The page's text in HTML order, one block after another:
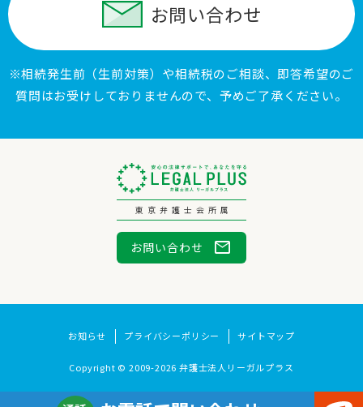
お問い合わせ
※相続発生前（生前対策）や相続税のご相談、即答希望のご
質問はお受けしておりませんので、予めご了承ください。
東京弁護士会所属
お問い合わせ mail
お知らせ プライバシーポリシー サイトマップ
Copyright © 2009-2026 弁護士法人リーガルプラス